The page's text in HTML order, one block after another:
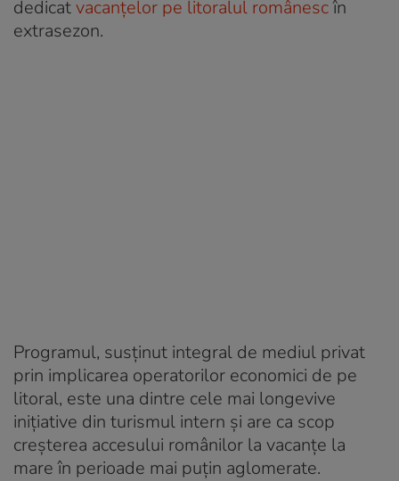
dedicatvacanţelor pe litoralul românescîn
extrasezon.
Programul, susţinut integral de mediul privat
prin implicarea operatorilor economici de pe
litoral, este una dintre cele mai longevive
iniţiative din turismul intern şi are ca scop
creşterea accesului românilor la vacanţe la
mare în perioade mai puţin aglomerate.